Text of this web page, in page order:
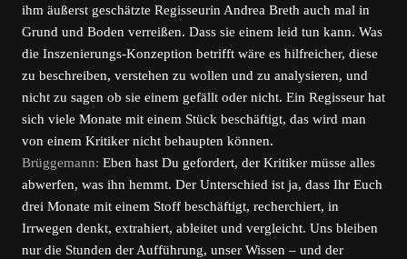
ihm äußerst geschätzte Regisseurin Andrea Breth auch mal in
Grund und Boden verreißen. Dass sie einem leid tun kann. Was
die Inszenierungs-Konzeption betrifft wäre es hilfreicher, diese
zu beschreiben, verstehen zu wollen und zu analysieren, und
nicht zu sagen ob sie einem gefällt oder nicht. Ein Regisseur hat
sich viele Monate mit einem Stück beschäftigt, das wird man
von einem Kritiker nicht behaupten können.
Brüggemann: Eben hast Du gefordert, der Kritiker müsse alles
abwerfen, was ihn hemmt. Der Unterschied ist ja, dass Ihr Euch
drei Monate mit einem Stoff beschäftigt, recherchiert, in
Irrwegen denkt, extrahiert, ableitet und vergleicht. Uns bleiben
nur die Stunden der Aufführung, unser Wissen – und der